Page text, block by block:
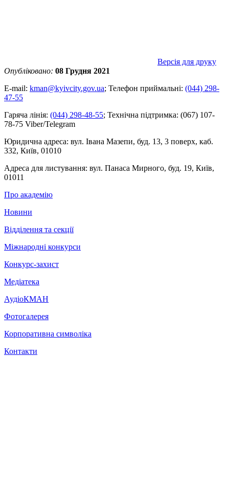
Версія для друку
Опубліковано: 08 Грудня 2021
E-mail: kman@kyivcity.gov.ua; Телефон приймальні: (044) 298-
47-55
Гаряча лінія: (044) 298-48-55; Технічна підтримка: (067) 107-
78-75 Viber/Telegram
Юридична адреса: вул. Івана Мазепи, буд. 13, 3 поверх, каб.
332, Київ, 01010
Адреса для листування: вул. Панаса Мирного, буд. 19, Київ,
01011
Про академію
Новини
Відділення та секції
Міжнародні конкурси
Конкурс-захист
Медіатека
АудіоКМАН
Фотогалерея
Корпоративна символіка
Контакти